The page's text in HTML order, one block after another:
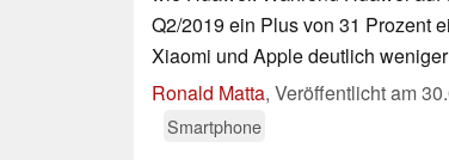
Q2/2019 ein Plus von 31 Prozent
Xiaomi und Apple deutlich
Ronald Matta, Veröffentlicht am
Smartphone